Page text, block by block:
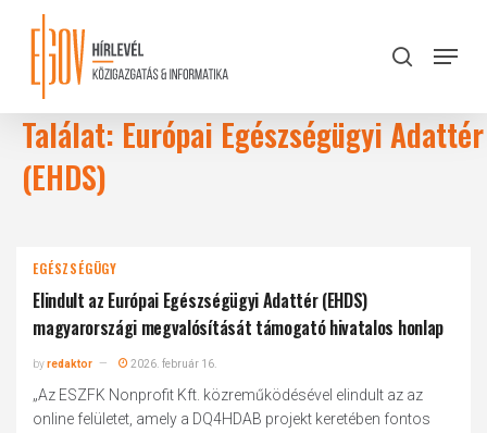
content
search
Menu
Találat: Európai Egészségügyi Adattér
(EHDS)
EGÉSZSÉGÜGY
Elindult az Európai Egészségügyi Adattér (EHDS)
magyarországi megvalósítását támogató hivatalos honlap
byredaktor 2026. február 16.
„Az ESZFK Nonprofit Kft. közreműködésével elindult az az
online felületet, amely a DQ4HDAB projekt keretében fontos
Close